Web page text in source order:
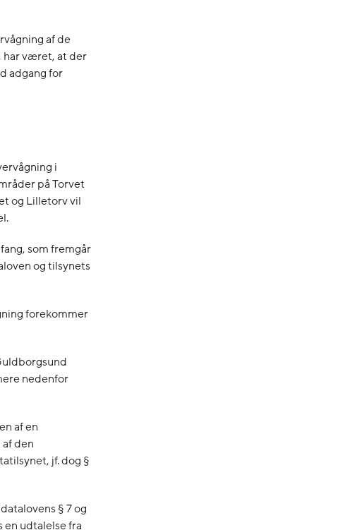
af de
har været, at der
adgang for
i
på Torvet
og Lilletorv vil
som fremgår
og tilsynets
forekommer
nedenfor
af en
den
jf. dog §
§ 7 og
en udtalelse fra